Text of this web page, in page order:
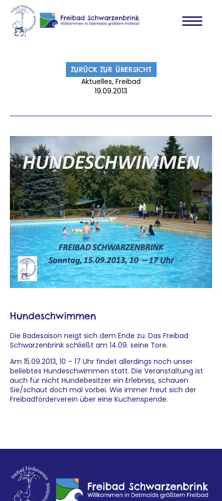
ZURÜCK ZUR ÜBERSICHT
Aktuelles, Freibad
19.09.2013
Hundeschwimmen
Die Badesaison neigt sich dem Ende zu. Das Freibad
Schwarzenbrink schließt am 14.09. seine Tore.
Am 15.09.2013, 10 – 17 Uhr findet allerdings noch unser
beliebtes Hundeschwimmen statt. Die Veranstaltung ist
auch für nicht Hundebesitzer ein Erlebniss, schauen
Sie/schaut doch mal vorbei. Wie immer freut sich der
Freibadförderverein über eine Kuchenspende.